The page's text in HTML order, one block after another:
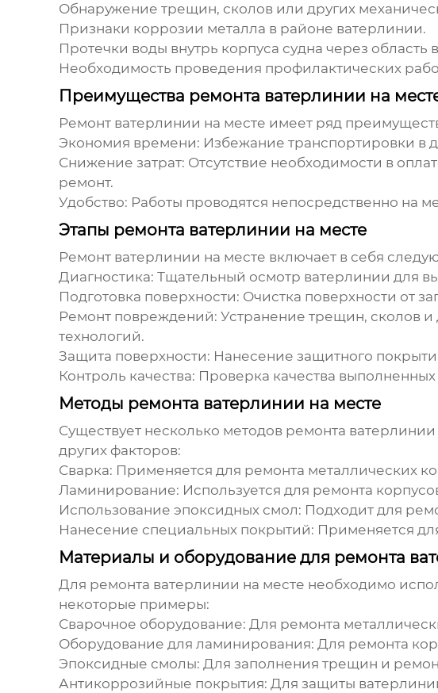
Обнаружение трещин, сколов или других
Признаки коррозии металла в районе ватерлинии.
Протечки воды внутрь корпуса судна через область
Необходимость проведения профилактических
Преимущества ремонта ватерлинии на
Ремонт ватерлинии на месте имеет ряд
Экономия времени: Избежание транспортировки в
Снижение затрат: Отсутствие необходимости в
ремонт.
Удобство: Работы проводятся непосредственно на
Этапы ремонта ватерлинии на месте
Ремонт ватерлинии на месте включает в себя
Диагностика: Тщательный осмотр ватерлинии для
Подготовка поверхности: Очистка поверхности от
Ремонт повреждений: Устранение трещин, сколов
технологий.
Защита поверхности: Нанесение защитного
Контроль качества: Проверка качества
Методы ремонта ватерлинии на месте
Существует несколько методов ремонта ватерлинии
других факторов:
Сварка: Применяется для ремонта металлических
Ламинирование: Используется для ремонта
Использование эпоксидных смол: Подходит для
Нанесение специальных покрытий: Применяется
Материалы и оборудование для ремонта
Для ремонта ватерлинии на месте необходимо
некоторые примеры:
Сварочное оборудование: Для ремонта
Оборудование для ламинирования: Для ремонта
Эпоксидные смолы: Для заполнения трещин и
Антикоррозийные покрытия: Для защиты